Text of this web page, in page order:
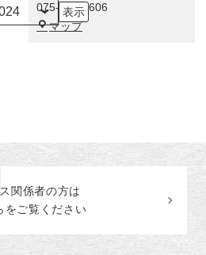
075-863-0606
マップ福
ス関係者の方は
をご覧ください